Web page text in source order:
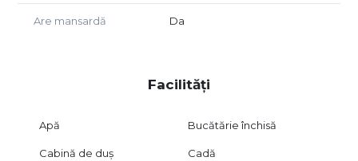
Are mansardă Da
Facilități
Apă Bucătărie închisă
Cabină de duș Cadă